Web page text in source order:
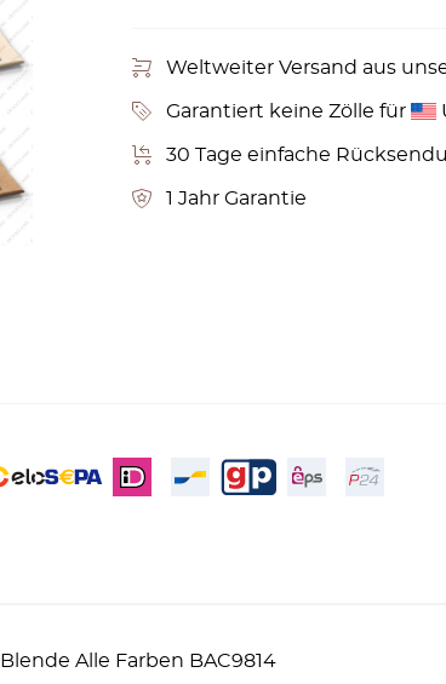
Weltweiter Versand aus
Garantiert keine Zölle für
30 Tage einfache
1 Jahr Garantie
Alle Farben BAC9814